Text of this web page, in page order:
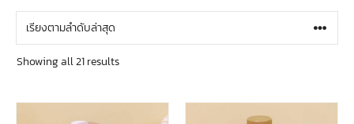
Showing all 21 results